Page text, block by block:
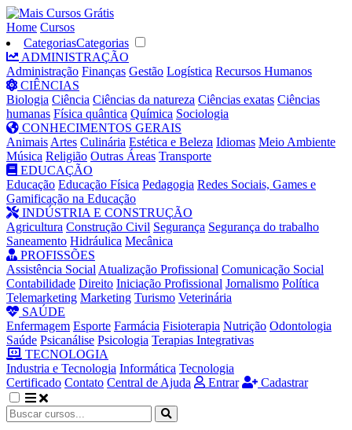
Home Cursos
CategoriasCategorias
ADMINISTRAÇÃO
Administração Finanças Gestão Logística Recursos Humanos
CIÊNCIAS
Biologia Ciência Ciências da natureza Ciências exatas Ciências
humanas Física quântica Química Sociologia
CONHECIMENTOS GERAIS
Animais Artes Culinária Estética e Beleza Idiomas Meio Ambiente
Música Religião Outras Áreas Transporte
EDUCAÇÃO
Educação Educação Física Pedagogia Redes Sociais, Games e
Gamificação na Educação
INDÚSTRIA E CONSTRUÇÃO
Agricultura Construção Civil Segurança Segurança do trabalho
Saneamento Hidráulica Mecânica
PROFISSÕES
Assistência Social Atualização Profissional Comunicação Social
Contabilidade Direito Iniciação Profissional Jornalismo Política
Telemarketing Marketing Turismo Veterinária
SAÚDE
Enfermagem Esporte Farmácia Fisioterapia Nutrição Odontologia
Saúde Psicanálise Psicologia Terapias Integrativas
TECNOLOGIA
Industria e Tecnologia Informática Tecnologia
Certificado Contato Central de Ajuda Entrar Cadastrar